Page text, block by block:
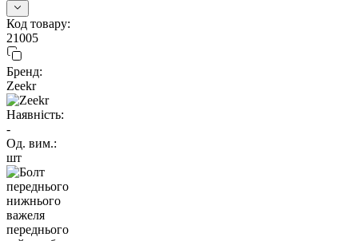
Код товару:
21005
Бренд:
Zeekr
Наявність:
-
Од. вим.:
шт